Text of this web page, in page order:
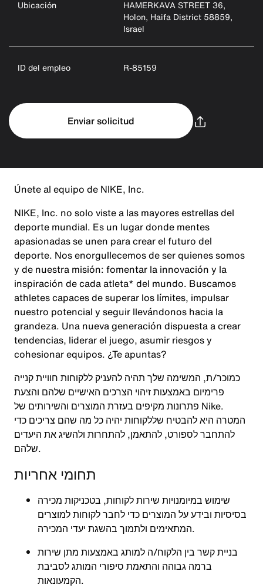
Ubicación
HAMERKAVA STREET 36,
Holon, Haifa District 58859,
Israel
ID del empleo R-85159
Enviar solicitud
Únete al equipo de NIKE, Inc.
NIKE, Inc. no solo viste a las mayores estrellas del
deporte mundial. Es un lugar donde mentes
apasionadas se unen para crear el futuro del
deporte. Nos enorgullecemos de ser quienes somos
y de nuestra misión: fomentar la innovación y la
inspiración de cada atleta* del mundo. Buscamos
athletes capaces de superar los límites, impulsar
nuestro potencial y seguir llevándonos hacia la
grandeza. Una nueva generación dispuesta a crear
tendencias, liderar el juego, asumir riesgos y
cohesionar equipos. ¿Te apuntas?
כמוכר/ת, המשימה שלך תהיה להעניק ללקוחות חוויית קנייה
פרימיום באמצעות זיהוי הצרכים האישיים שלהם והצעת
פתרונות מקיפים בעזרת המוצרים והשירותים של Nike.
המטרה היא להבטיח שללקוחות יהיה כל מה שהם צריכים כדי
להתחבר לספורט, להתאמן, להתחרות ולהשיג את היעדים
שלהם.
תחומי אחריות
שימוש במיומנויות שירות לקוחות, בטכניקות מכירה
בסיסיות ובידע על המוצרים כדי לחבר לקוחות למוצרים
המתאימים ולתמוך בהשגת יעדי המכירה.
בניית קשר בין הלקוח/ה למותג באמצעות מתן שירות
ברמה גבוהה והתאמת סיפורי המותג לסביבת
הקמעונאות.